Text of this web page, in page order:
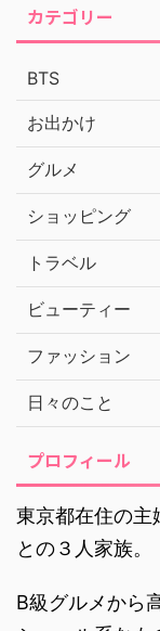
カテゴリー
BTS
お出かけ
グルメ
ショッピング
トラベル
ビューティー
ファッション
日々のこと
プロフィール
東京都在住の主
との３人家族。
B級グルメから